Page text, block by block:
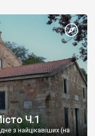
Ч.1
з найцікавіших (на